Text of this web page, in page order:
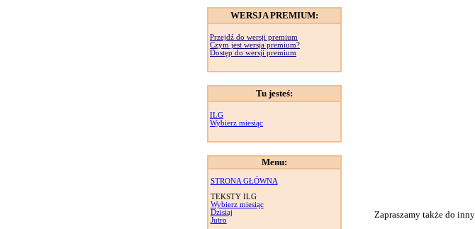
WERSJA PREMIUM:
Przejdź do wersji premium
Czym jest wersja premium?
Dostęp do wersji premium
Tu jesteś:
ILG
Wybierz miesiąc
Menu:
STRONA GŁÓWNA
TEKSTY ILG
Wybierz miesiąc
Dzisiaj
Jutro
Zapraszamy także do